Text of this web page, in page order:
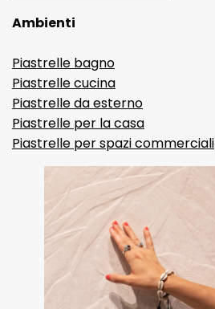
Ambienti
Piastrelle bagno
Piastrelle cucina
Piastrelle da esterno
Piastrelle per la casa
Piastrelle per spazi commerciali